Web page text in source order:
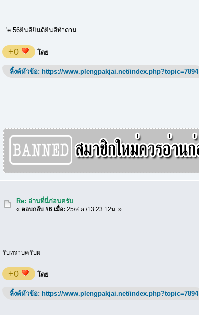
:'e:56ยินดียินดียินดีทำตาม
+0 โดย
ลิ้งค์หัวข้อ: https://www.plengpakjai.net/index.php?topic=7894
Re: อ่านที่นี่ก่อนครับ
«ตอบกลับ #6 เมื่อ: 25/ส.ค./13 23:12น. »
รับทราบครับผ
+0 โดย
ลิ้งค์หัวข้อ: https://www.plengpakjai.net/index.php?topic=7894